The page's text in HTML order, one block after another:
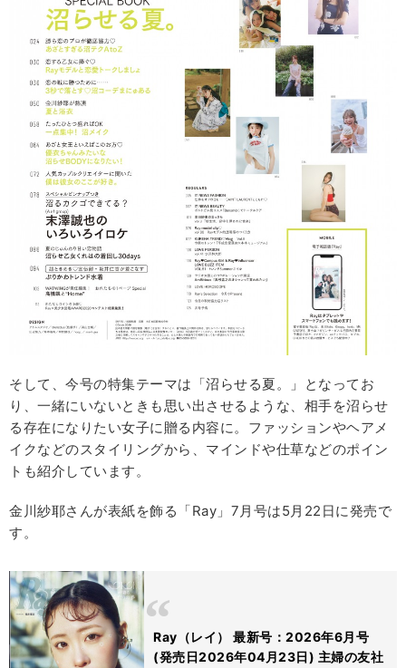
そして、今号の特集テーマは「沼らせる夏。」となってお
り、一緒にいないときも思い出させるような、相手を沼らせ
る存在になりたい女子に贈る内容に。ファッションやヘアメ
イクなどのスタイリングから、マインドや仕草などのポイン
トも紹介しています。
金川紗耶さんが表紙を飾る「Ray」7月号は5月22日に発売で
す。
Ray（レイ） 最新号：2026年6月号
(発売日2026年04月23日) 主婦の友社